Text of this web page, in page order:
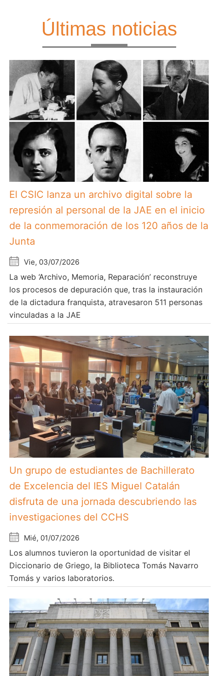
Últimas noticias
El CSIC lanza un archivo digital sobre la
represión al personal de la JAE en el inicio
de la conmemoración de los 120 años de la
Junta
Vie, 03/07/2026
La web ‘Archivo, Memoria, Reparación’ reconstruye
los procesos de depuración que, tras la instauración
de la dictadura franquista, atravesaron 511 personas
vinculadas a la JAE
Un grupo de estudiantes de Bachillerato
de Excelencia del IES Miguel Catalán
disfruta de una jornada descubriendo las
investigaciones del CCHS
Mié, 01/07/2026
Los alumnos tuvieron la oportunidad de visitar el
Diccionario de Griego, la Biblioteca Tomás Navarro
Tomás y varios laboratorios.